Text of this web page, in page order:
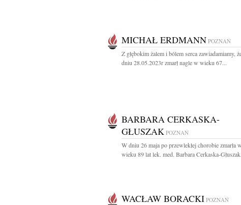
MICHAŁ ERDMANN POZNAŃ
Z głębokim żalem i bólem serca zawiadamiamy,
dniu 28.05.2023r zmarł nagle w wieku 67...
BARBARA CERKASKA-
GŁUSZAK POZNAŃ
W dniu 26 maja po przewlekłej chorobie zmarła w
wieku 89 lat lek. med. Barbara Cerkaska-
WACŁAW BORACKI POZNAŃ